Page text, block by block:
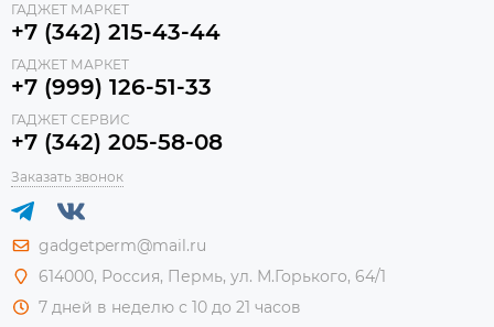
ГАДЖЕТ МАРКЕТ
+7 (342) 215-43-44
ГАДЖЕТ МАРКЕТ
+7 (999) 126-51-33
ГАДЖЕТ СЕРВИС
+7 (342) 205-58-08
Заказать звонок
gadgetperm@mail.ru
614000, Россия, Пермь, ул. М.Горького, 64/1
7 дней в неделю с 10 до 21 часов